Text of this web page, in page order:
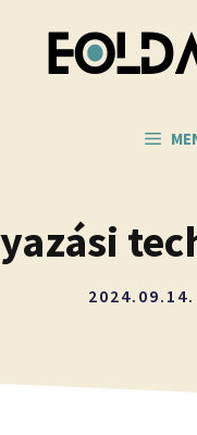
2024.09.14.